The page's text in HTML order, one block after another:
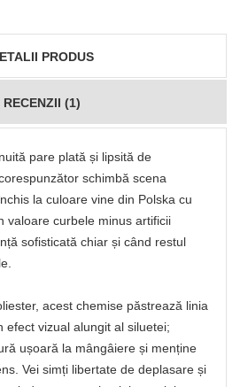
PRODUS
RECENZII (1)
pare plată și lipsită de
schimbă scena
la culoare vine din Polska cu
valoare curbele minus artificii
sofisticată chiar și când restul
acest chemise păstrează linia
efect vizual alungit al siluetei;
ușoară la mângâiere și menține
Vei simți libertate de deplasare și